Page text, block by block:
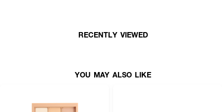
RECENTLY VIEWED
YOU MAY ALSO LIKE